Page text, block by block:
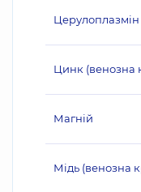
Церулоплазмін
Цинк (венозна
Магній
Мідь (венозна